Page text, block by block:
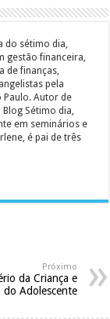
do sétimo dia,
gestão financeira,
de finanças,
pela
Paulo. Autor de
Sétimo dia,
em seminários e
é pai de três
Próximo
da Criança e
do Adolescente